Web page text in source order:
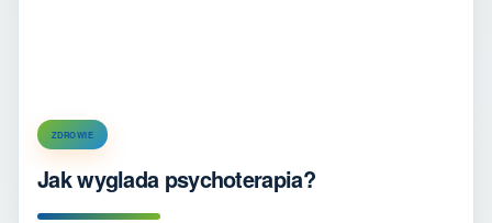
ZDROWIE
Jak wyglada psychoterapia?